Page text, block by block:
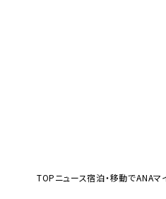
TOPニュース宿泊・移動でANA